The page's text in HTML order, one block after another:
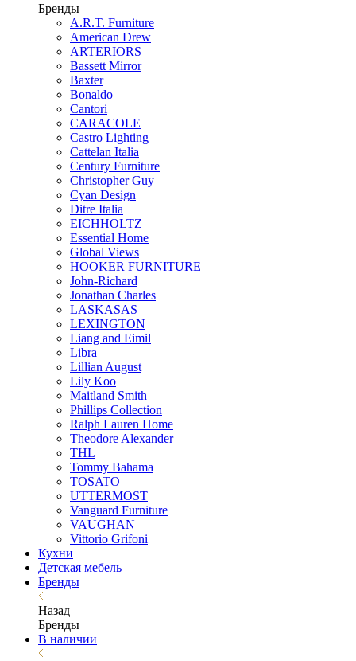
Бренды
A.R.T. Furniture
American Drew
ARTERIORS
Bassett Mirror
Baxter
Bonaldo
Cantori
CARACOLE
Castro Lighting
Cattelan Italia
Century Furniture
Christopher Guy
Cyan Design
Ditre Italia
EICHHOLTZ
Essential Home
Global Views
HOOKER FURNITURE
John-Richard
Jonathan Charles
LASKASAS
LEXINGTON
Liang and Eimil
Libra
Lillian August
Lily Koo
Maitland Smith
Phillips Collection
Ralph Lauren Home
Theodore Alexander
THL
Tommy Bahama
TOSATO
UTTERMOST
Vanguard Furniture
VAUGHAN
Vittorio Grifoni
Кухни
Детская мебель
Бренды
Назад
Бренды
В наличии